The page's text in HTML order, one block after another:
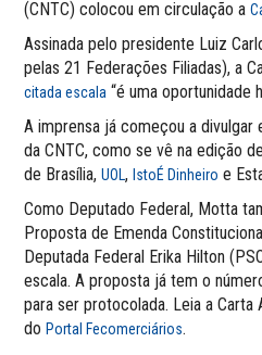
(CNTC) colocou em circulação a
Assinada pelo presidente Luiz
pelas 21 Federações Filiadas), a
citada escala “é uma oportunidade
A imprensa já começou a divulgar
da CNTC, como se vê na edição
de Brasília,UOL, IstoÉ Dinheiro e
Como Deputado Federal, Motta
Proposta de Emenda
Deputada Federal Erika Hilton
escala. A proposta já tem o
para ser protocolada. Leia a
doPortal Fecomerciários.